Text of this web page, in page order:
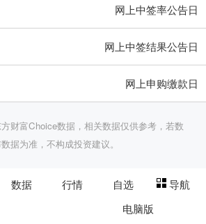
网上中签率公告日
网上中签结果公告日
网上申购缴款日
财富Choice数据，相关数据仅供参考，若数
据为准，不构成投资建议。
数据 行情 自选
导航
电脑版